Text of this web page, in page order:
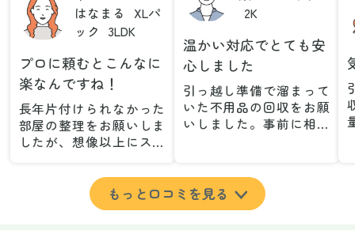
はなまる
XLパ
ック
3LDK
プロに頼むとこんなに
楽なんですね！
長年片付けられなかった
部屋の整理をお願いしま
したが、想像以上にスム
が集めた物や古い家具が
多く、自分たちだけでは
どうにもならない状態で
2K
温かい対応でとても安
心しました
引っ越し準備で溜まって
いた不用品の回収をお願
いしました。事前に相談
とができました。特に、
古い家具や壊れた家電な
ど、処分が難しいものが
もっと口コミを見る